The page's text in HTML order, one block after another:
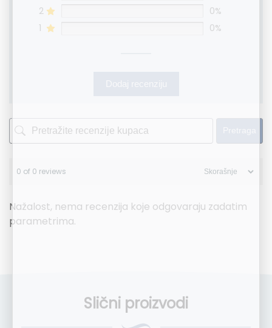
2
0%
1
0%
0 of 0 reviews
Nažalost, nema recenzija koje odgovaraju zadatim
parametrima.
Slični proizvodi